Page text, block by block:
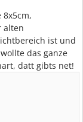
alten
ist und
das ganze
datt gibts net!